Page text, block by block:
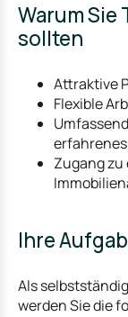
Warum Sie
sollten
Attraktive
Flexible
Zugang
Ihre
Als
werden Sie die